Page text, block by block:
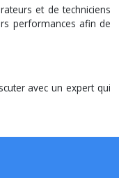
et de techniciens
performances afin de
avec un expert qui